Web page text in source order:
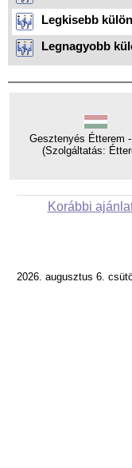
Legkisebb
Legnagyobb
Gesztenyés Étterem
(Szolgáltatás:
Korábbi
2026. augusztus 6.